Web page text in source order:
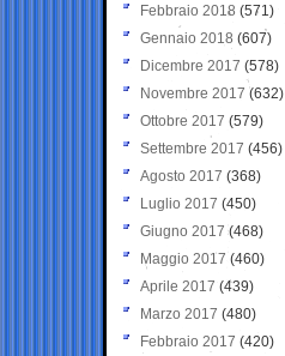
Febbraio 2018 (571)
Gennaio 2018 (607)
Dicembre 2017 (578)
Novembre 2017 (632)
Ottobre 2017 (579)
Settembre 2017 (456)
Agosto 2017 (368)
Luglio 2017 (450)
Giugno 2017 (468)
Maggio 2017 (460)
Aprile 2017 (439)
Marzo 2017 (480)
Febbraio 2017 (420)